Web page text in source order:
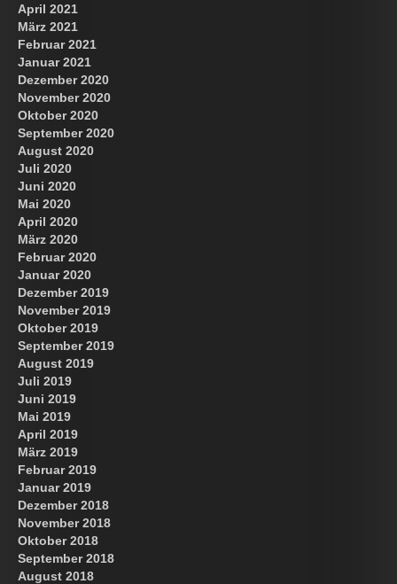
April 2021
März 2021
Februar 2021
Januar 2021
Dezember 2020
November 2020
Oktober 2020
September 2020
August 2020
Juli 2020
Juni 2020
Mai 2020
April 2020
März 2020
Februar 2020
Januar 2020
Dezember 2019
November 2019
Oktober 2019
September 2019
August 2019
Juli 2019
Juni 2019
Mai 2019
April 2019
März 2019
Februar 2019
Januar 2019
Dezember 2018
November 2018
Oktober 2018
September 2018
August 2018